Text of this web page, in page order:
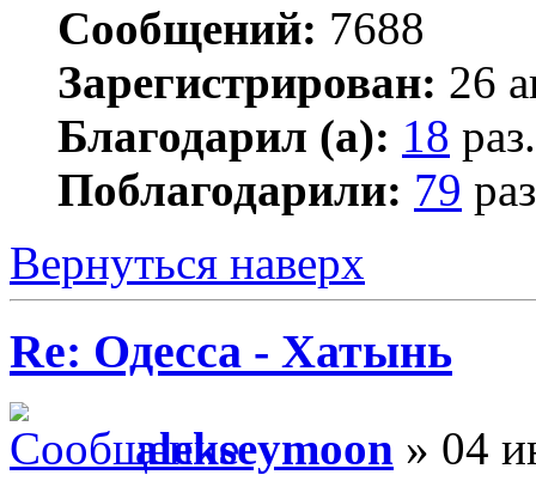
Сообщений: 7688
Зарегистрирован: 26
Благодарил (а): 18 раз.
Поблагодарили: 79
Вернуться наверх
Re: Одесса - Хатынь
alekseymoon » 04